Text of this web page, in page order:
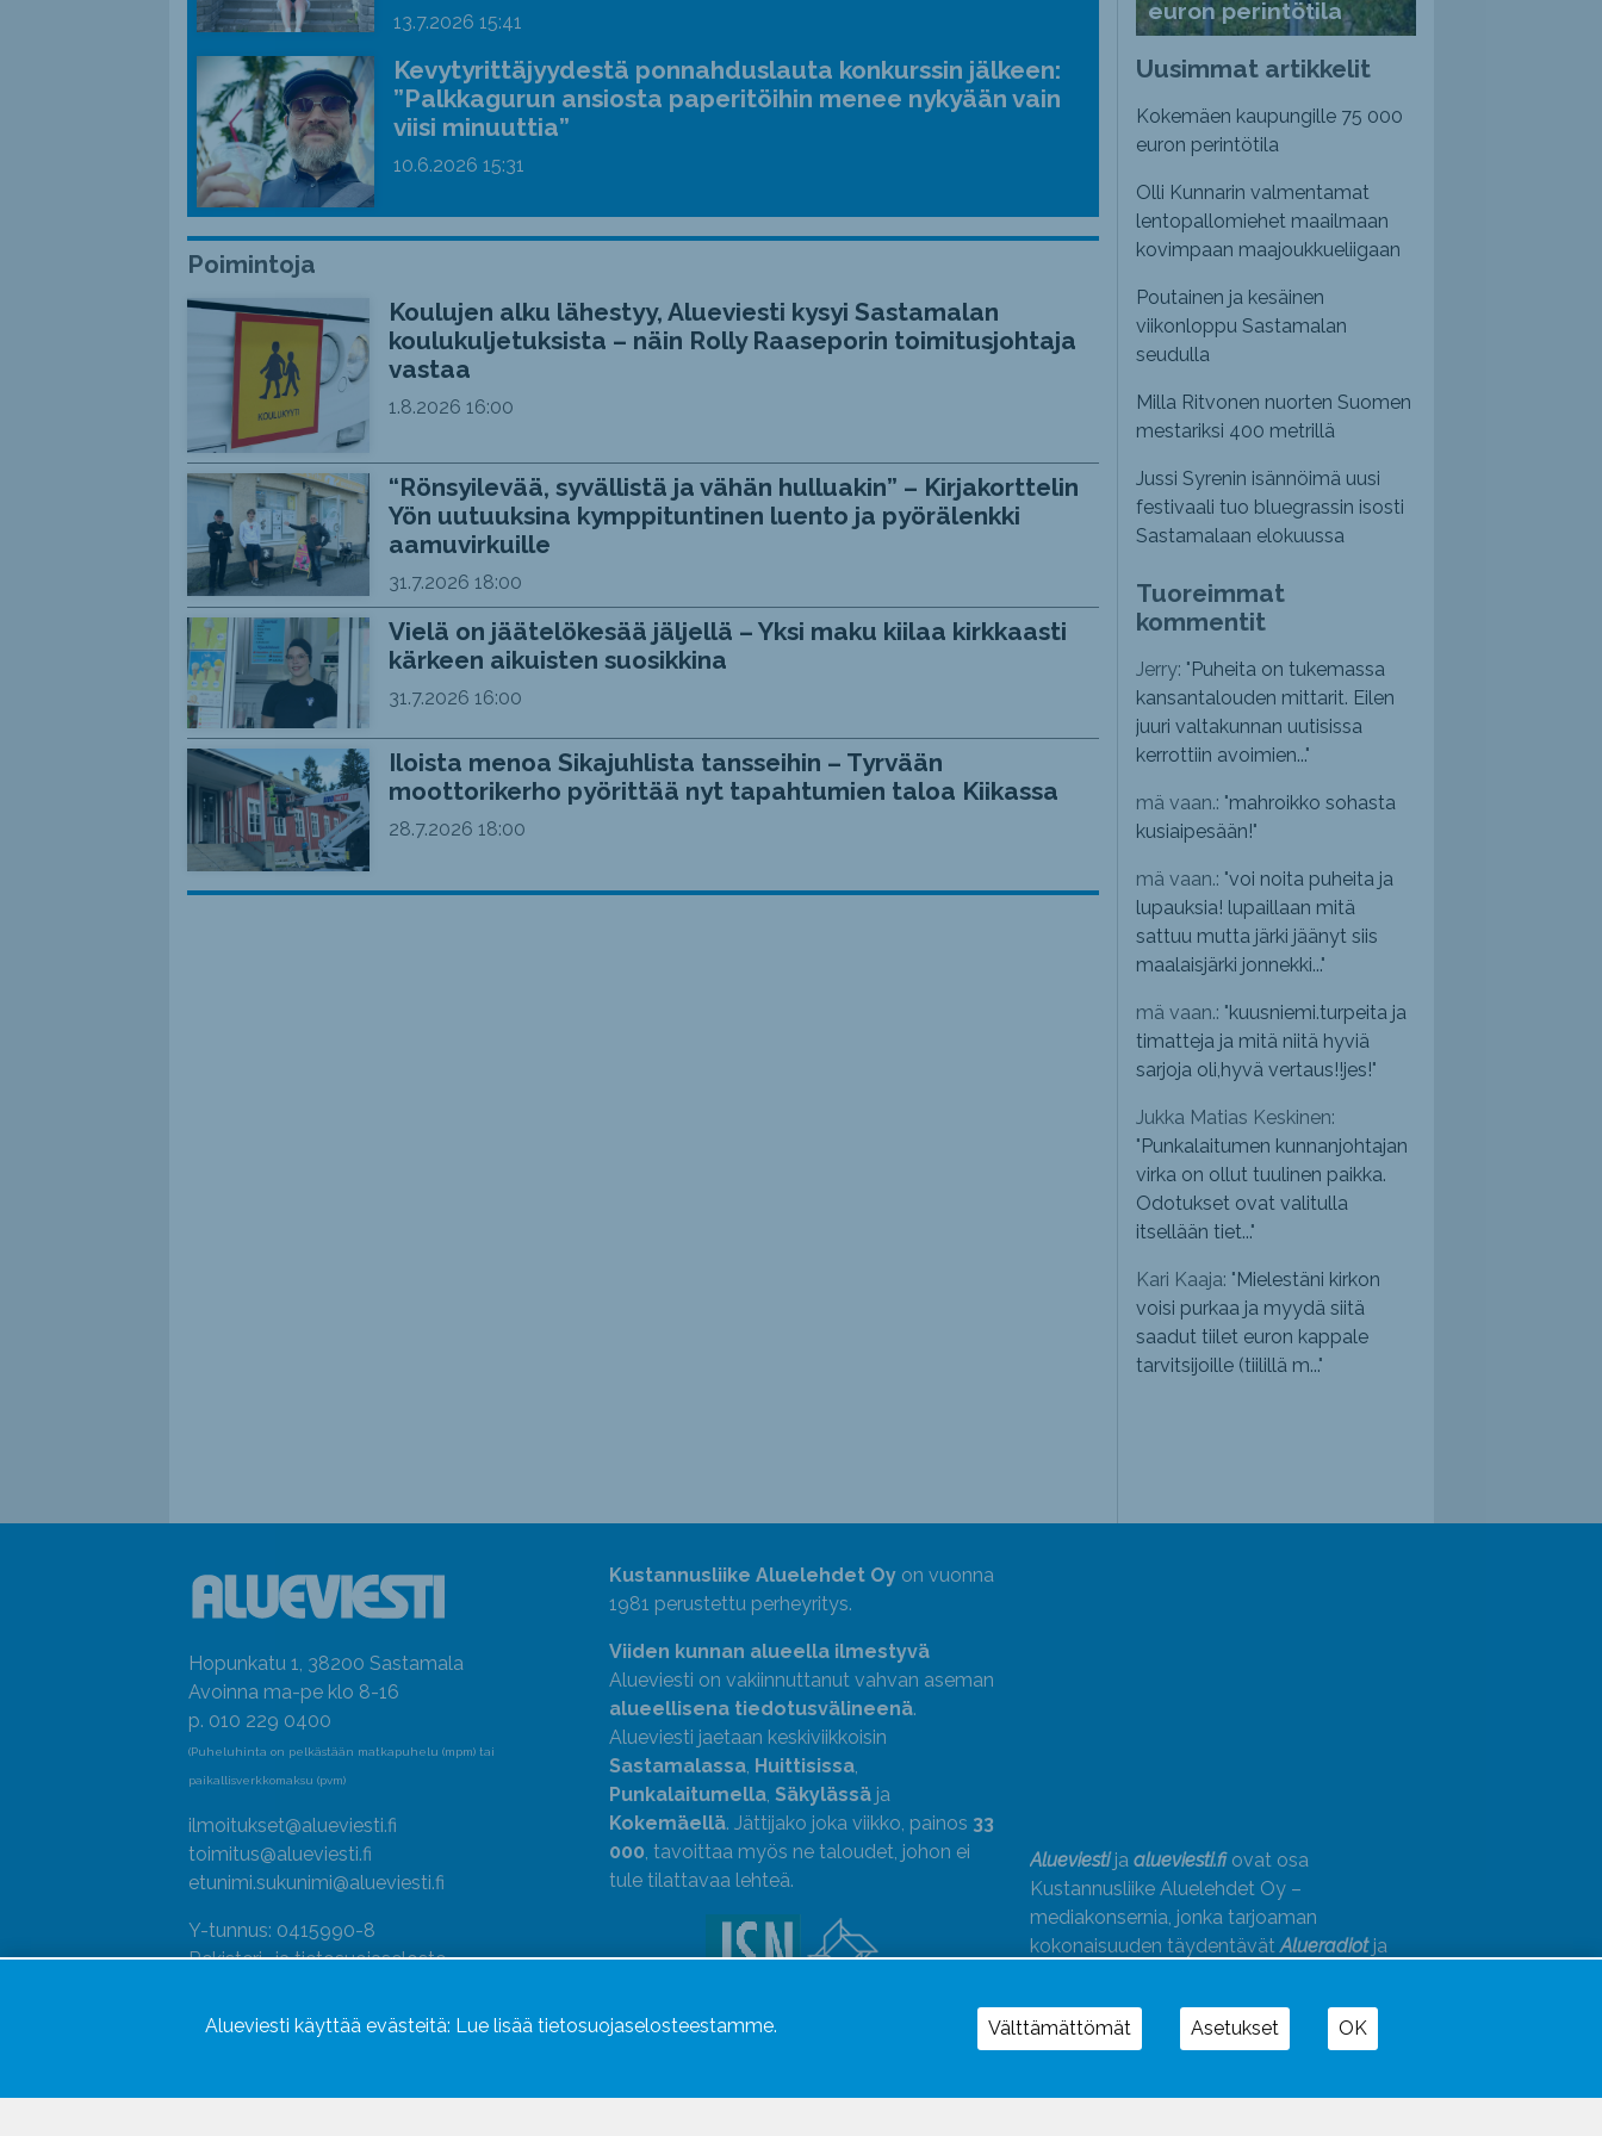
pienemmäksi.
13.7.2026 15:41
Kevytyrittäjyydestä ponnahduslauta konkurssin jälkeen:
”Palkkagurun ansiosta paperitöihin menee nykyään vain
viisi minuuttia”
10.6.2026 15:31
Poimintoja
Koulujen alku lähestyy, Alueviesti kysyi Sastamalan
koulukuljetuksista – näin Rolly Raaseporin toimitusjohtaja
vastaa
1.8.2026 16:00
“Rönsyilevää, syvällistä ja vähän hulluakin” – Kirjakorttelin
Yön uutuuksina kymppituntinen luento ja pyörälenkki
aamuvirkuille
31.7.2026 18:00
Vielä on jäätelökesää jäljellä – Yksi maku kiilaa kirkkaasti
kärkeen aikuisten suosikkina
31.7.2026 16:00
Iloista menoa Sikajuhlista tansseihin – Tyrvään
moottorikerho pyörittää nyt tapahtumien taloa Kiikassa
28.7.2026 18:00
euron perintötila
Uusimmat artikkelit
Kokemäen kaupungille 75 000
euron perintötila
Olli Kunnarin valmentamat
lentopallomiehet maailmaan
kovimpaan maajoukkueliigaan
Poutainen ja kesäinen
viikonloppu Sastamalan
seudulla
Milla Ritvonen nuorten Suomen
mestariksi 400 metrillä
Jussi Syrenin isännöimä uusi
festivaali tuo bluegrassin isosti
Sastamalaan elokuussa
Tuoreimmat
kommentit
Jerry: " Puheita on tukemassa
kansantalouden mittarit. Eilen
juuri valtakunnan uutisissa
kerrottiin avoimien..."
mä vaan.: "mahroikko sohasta
kusiaipesään!"
mä vaan.: "voi noita puheita ja
lupauksia! lupaillaan mitä
sattuu mutta järki jäänyt siis
maalaisjärki jonnekki..."
mä vaan.: "kuusniemi.turpeita ja
timatteja ja mitä niitä hyviä
sarjoja oli,hyvä vertaus!!jes!"
Jukka Matias Keskinen:
" Punkalaitumen kunnanjohtajan
virka on ollut tuulinen paikka.
Odotukset ovat valitulla
itsellään tiet..."
Kari Kaaja: " Mielestäni kirkon
voisi purkaa ja myydä siitä
saadut tiilet euron kappale
tarvitsijoille (tiilillä m..."
Hopunkatu 1, 38200 Sastamala
Avoinna ma-pe klo 8-16
p. 010 229 0400
(Puheluhinta on pelkästään matkapuhelu (mpm) tai
paikallisverkkomaksu (pvm)
ilmoitukset@alueviesti.fi
toimitus@alueviesti.fi
etunimi.sukunimi@alueviesti.fi
Y-tunnus: 0415990-8
Rekisteri- ja tietosuojaseloste
Seuraa meitä
Kustannusliike Aluelehdet Oyon vuonna
1981 perustettu perheyritys.
Viiden kunnan alueella ilmestyvä
Alueviesti on vakiinnuttanut vahvan aseman
alueellisena tiedotusvälineenä.
Alueviesti jaetaan keskiviikkoisin
Sastamalassa, Huittisissa,
Punkalaitumella, Säkylässäja
Kokemäellä. Jättijako joka viikko, painos 33
000, tavoittaa myös ne taloudet, johon ei
tule tilattavaa lehteä.
Uutismedian Liiton jäsen. Noudatamme
Alueviestija alueviesti.fiovat osa
Kustannusliike Aluelehdet Oy –
mediakonsernia, jonka tarjoaman
kokonaisuuden täydentävätAlueradiotja
Alueviesti käyttää evästeitä: Lue lisää tietosuojaselosteestamme. Välttämättömät Asetukset OK